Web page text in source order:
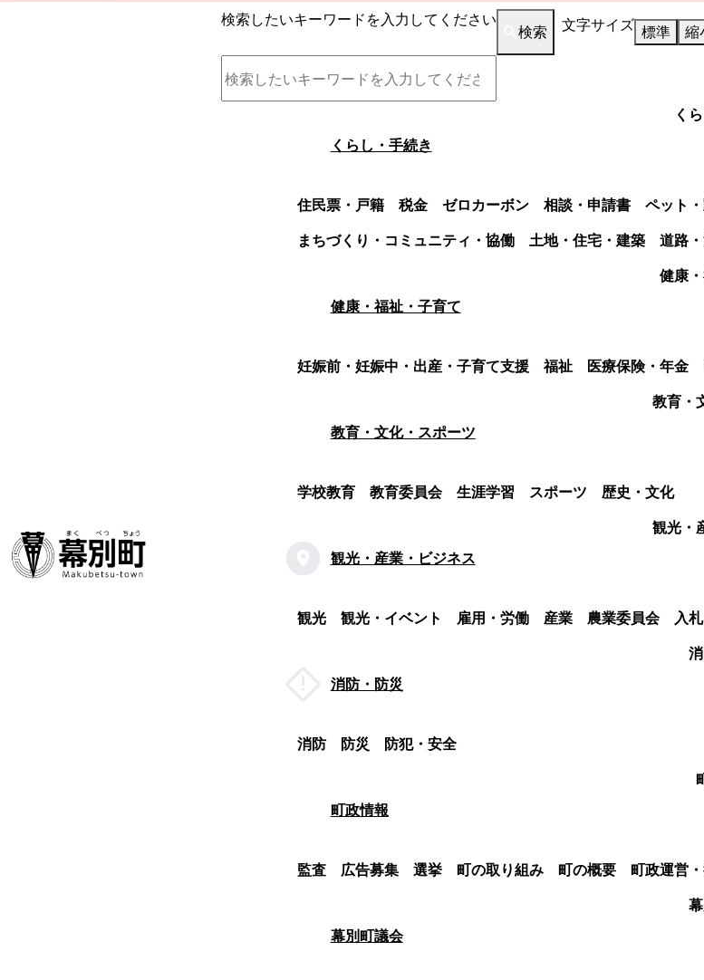
検索したいキーワードを入力してください
検索 文字サイズ 標準 縮
く
くらし・手続き
住民票・戸籍 税金 ゼロカーボン 相談・申請書 ペット
まちづくり・コミュニティ・協働
土地・住宅・建築
道路
健康
健康・福祉・子育て
妊娠前・妊娠中・出産・子育て支援 福祉 医療保険・年金
教育・
教育・文化・スポーツ
学校教育 教育委員会 生涯学習 スポーツ
歴史・文化
観光・
観光・産業・ビジネス
観光 観光・イベント 雇用・労働 産業 農業委員会
入
消防・防災
消防 防災
防犯・安全
町政情報
監査 広告募集 選挙 町の取り組み 町の概要 町政運営
幕別町議会